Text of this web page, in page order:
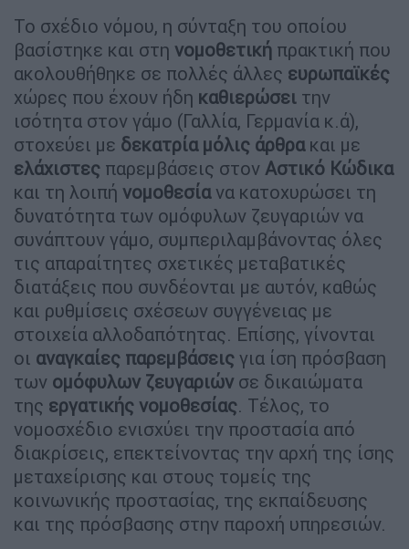
Το σχέδιο νόμου, η σύνταξη του οποίου
βασίστηκε και στη νομοθετική πρακτική που
ακολουθήθηκε σε πολλές άλλες ευρωπαϊκές
χώρες που έχουν ήδη καθιερώσει την
ισότητα στον γάμο (Γαλλία, Γερμανία κ.ά),
στοχεύει με δεκατρία μόλις άρθρακαι με
ελάχιστες παρεμβάσεις στον Αστικό Κώδικα
και τη λοιπή νομοθεσίανα κατοχυρώσει τη
δυνατότητα των ομόφυλων ζευγαριών να
συνάπτουν γάμο, συμπεριλαμβάνοντας όλες
τις απαραίτητες σχετικές μεταβατικές
διατάξεις που συνδέονται με αυτόν, καθώς
και ρυθμίσεις σχέσεων συγγένειας με
στοιχεία αλλοδαπότητας. Επίσης, γίνονται
οι αναγκαίες παρεμβάσεις για ίση πρόσβαση
των ομόφυλων ζευγαριών σε δικαιώματα
της εργατικής νομοθεσίας. Τέλος, το
νομοσχέδιο ενισχύει την προστασία από
διακρίσεις, επεκτείνοντας την αρχή της ίσης
μεταχείρισης και στους τομείς της
κοινωνικής προστασίας, της εκπαίδευσης
και της πρόσβασης στην παροχή υπηρεσιών.